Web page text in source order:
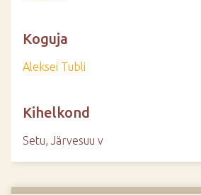
Koguja
Aleksei Tubli
Kihelkond
Setu, Järvesuu v